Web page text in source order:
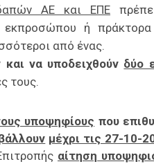
ΑΕ και ΕΠΕ
εκπροσώπου ή
από ένας.
να υποδειχθούν δύο
τους.
υποψηφίους που
μέχρι τις 27-10-
αίτηση